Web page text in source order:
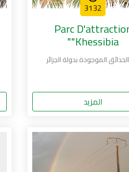
3132
Parc
"Khessibia"
الموجودة بدولة الجزائر
المزيد